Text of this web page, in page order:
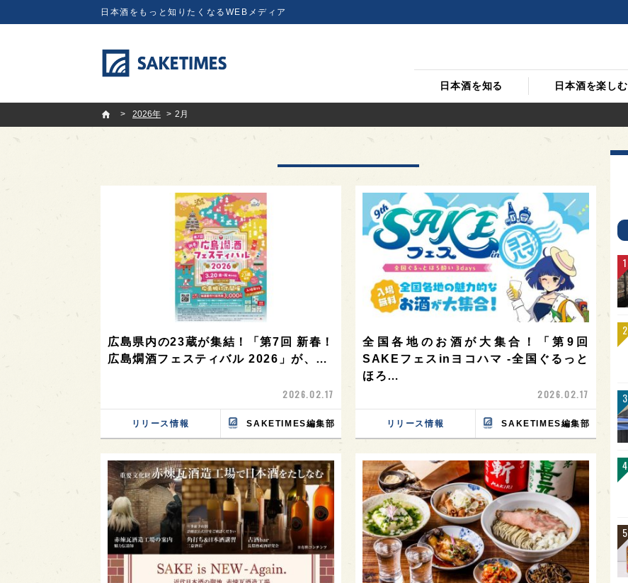
日本酒をもっと知りたくなるWEBメディア
日本酒を知る 日本酒を楽しむ
SAKETIMES
2026年
2月
広島県内の23蔵が集結！「第7回 新春！
広島燗酒フェスティバル 2026」が、…
2026.02.17
リリース情報 SAKETIMES編集部
全国各地のお酒が大集合！「第9回
SAKEフェスinヨコハマ -全国ぐるっと
ほろ…
2026.02.17
リリース情報 SAKETIMES編集部